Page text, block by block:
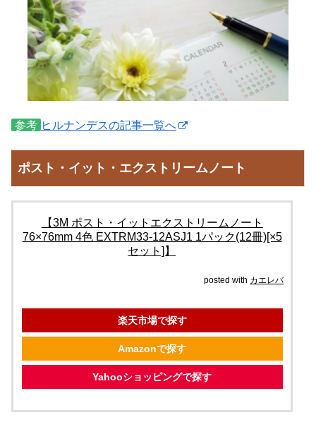
参考 ヒルナンデスの記事一覧へ
ポスト・イット・エクストリームノート
【3M ポスト・イットエクストリームノート
76×76mm 4色 EXTRM33-12ASJ1 1パック(12冊)[×5
セット]】
posted with カエレバ
楽天市場で探す
Amazonで探す
Yahooショッピングで探す